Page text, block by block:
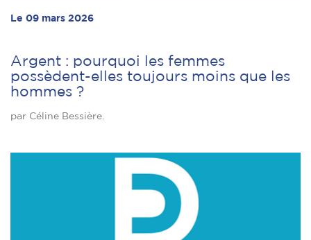
Le 09 mars 2026
Argent : pourquoi les femmes
possèdent-elles toujours moins que les
hommes ?
par Céline Bessière.